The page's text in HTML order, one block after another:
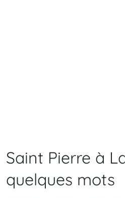
Saint Pierre à
quelques mots